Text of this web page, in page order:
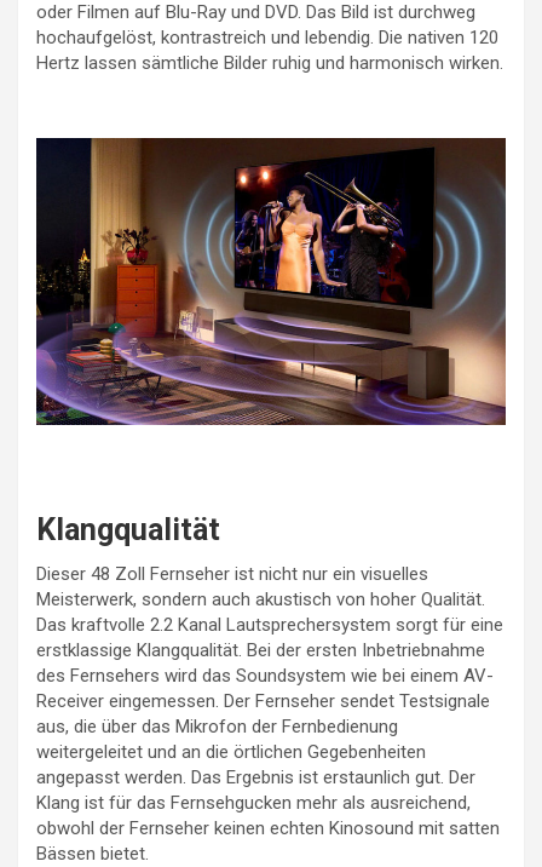
oder Filmen auf Blu-Ray und DVD. Das Bild ist durchweg
hochaufgelöst, kontrastreich und lebendig. Die nativen 120
Hertz lassen sämtliche Bilder ruhig und harmonisch wirken.
Klangqualität
Dieser 48 Zoll Fernseher ist nicht nur ein visuelles
Meisterwerk, sondern auch akustisch von hoher Qualität.
Das kraftvolle 2.2 Kanal Lautsprechersystem sorgt für eine
erstklassige Klangqualität. Bei der ersten Inbetriebnahme
des Fernsehers wird das Soundsystem wie bei einem AV-
Receiver eingemessen. Der Fernseher sendet Testsignale
aus, die über das Mikrofon der Fernbedienung
weitergeleitet und an die örtlichen Gegebenheiten
angepasst werden. Das Ergebnis ist erstaunlich gut. Der
Klang ist für das Fernsehgucken mehr als ausreichend,
obwohl der Fernseher keinen echten Kinosound mit satten
Bässen bietet.